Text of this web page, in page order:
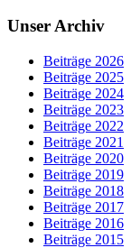
Unser Archiv
Beiträge 2026
Beiträge 2025
Beiträge 2024
Beiträge 2023
Beiträge 2022
Beiträge 2021
Beiträge 2020
Beiträge 2019
Beiträge 2018
Beiträge 2017
Beiträge 2016
Beiträge 2015